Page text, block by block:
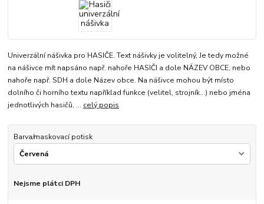
Univerzální nášivka pro HASIČE. Text nášivky je volitelný, Je tedy možné
na nášivce mít napsáno např. nahoře HASIČI a dole NÁZEV OBCE, nebo
nahoře např. SDH a dole Název obce. Na nášivce mohou být místo
dolního či horního textu například funkce (velitel, strojník...) nebo jména
jednotlivých hasičů, ... celý popis
Barva/maskovací potisk
Nejsme plátci DPH